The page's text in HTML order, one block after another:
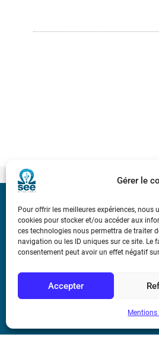
Gérer le
Pour offrir les meilleures expériences,
cookies pour stocker et/ou accéder aux
ces technologies nous permettra de traiter
navigation ou les ID uniques sur ce site. Le
consentement peut avoir un effet négatif
Accepter
Mentions